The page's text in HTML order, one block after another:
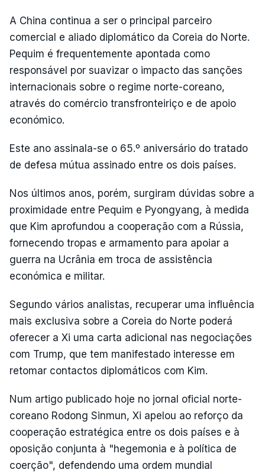
A China continua a ser o principal parceiro
comercial e aliado diplomático da Coreia do Norte.
Pequim é frequentemente apontada como
responsável por suavizar o impacto das sanções
internacionais sobre o regime norte-coreano,
através do comércio transfronteiriço e de apoio
económico.
Este ano assinala-se o 65.º aniversário do tratado
de defesa mútua assinado entre os dois países.
Nos últimos anos, porém, surgiram dúvidas sobre a
proximidade entre Pequim e Pyongyang, à medida
que Kim aprofundou a cooperação com a Rússia,
fornecendo tropas e armamento para apoiar a
guerra na Ucrânia em troca de assistência
económica e militar.
Segundo vários analistas, recuperar uma influência
mais exclusiva sobre a Coreia do Norte poderá
oferecer a Xi uma carta adicional nas negociações
com Trump, que tem manifestado interesse em
retomar contactos diplomáticos com Kim.
Num artigo publicado hoje no jornal oficial norte-
coreano Rodong Sinmun, Xi apelou ao reforço da
cooperação estratégica entre os dois países e à
oposição conjunta à "hegemonia e à política de
coerção", defendendo uma ordem mundial